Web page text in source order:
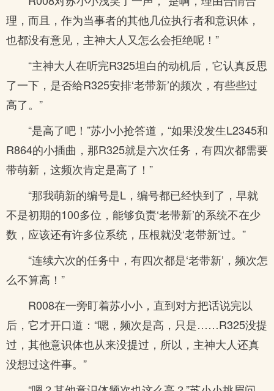
理，而且，作为当事者的其他几位执行者和意识体，
也都没有意见，主神大人又怎么会拒绝呢！”
“主神大人在听完R325坦白的动机后，它认真反思
了一下，是否给R325安排‘老带新’的频次，有些些过
高了。”
“是高了吧！”苏小小抢答道，“如果没发生L2345和
R864的小插曲，那R325就是六次任务，有四次都需要
带萌新，这频次肯定是高了！”
“那我萌新的编号是L，编号都已经快到了，早就
不是初期的100多位，能够负责‘老带新’的系统不在少
数，应该还有许多位系统，压根就没‘老带新’过。”
“连续六次的任务中，有四次都是‘老带新’，频次怎
么不算高！”
R008在一旁盯着苏小小，直到对方把话说完以
后，它才开口道：“嗯，频次是高，只是……R325没提
过，其他意识体也从来没提过，所以，主神大人还真
没想过这件事。”